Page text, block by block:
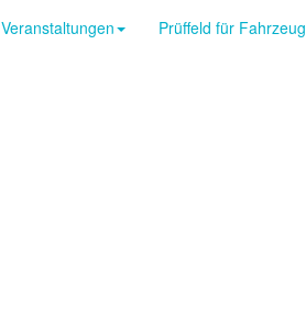
Veranstaltungen Prüffeld für